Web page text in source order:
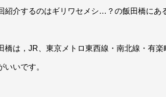
紹介するのはギリワセメシ…？の飯田橋にあ
橋は，JR、東京メトロ東西線・南北線・有
いいです。